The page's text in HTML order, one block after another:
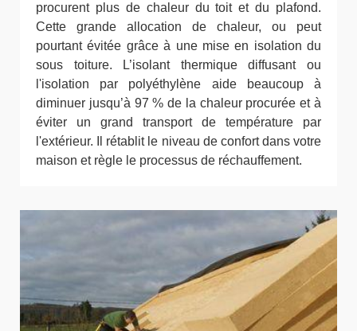
procurent plus de chaleur du toit et du plafond.
Cette grande allocation de chaleur, ou peut
pourtant évitée grâce à une mise en isolation du
sous toiture. L’isolant thermique diffusant ou
l'isolation par polyéthylène aide beaucoup à
diminuer jusqu’à 97 % de la chaleur procurée et à
éviter un grand transport de température par
l'extérieur. Il rétablit le niveau de confort dans votre
maison et règle le processus de réchauffement.